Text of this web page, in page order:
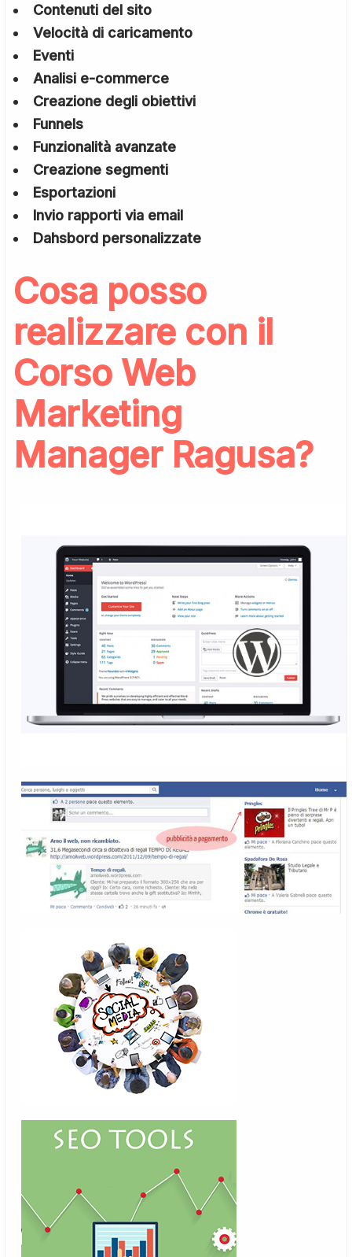
Contenuti del sito
Velocità di caricamento
Eventi
Analisi e-commerce
Creazione degli obiettivi
Funnels
Funzionalità avanzate
Creazione segmenti
Esportazioni
Invio rapporti via email
Dahsbord personalizzate
Cosa posso
realizzare con il
Corso Web
Marketing
Manager Ragusa?